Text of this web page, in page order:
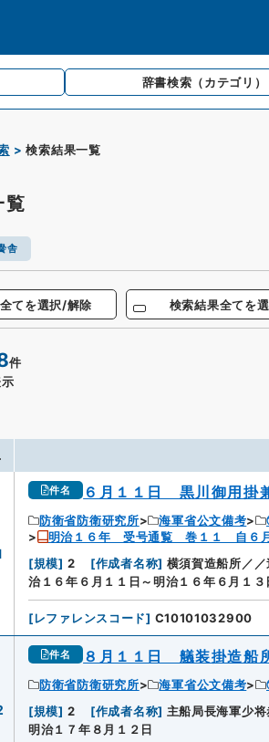
辞書検索 （カテゴリ）
検索結果一覧
覧
舎
てを選択/解除 検索結果全てを
件
件名 ６月１１日 黒川御用掛
防衛省防衛研究所 海軍省公文備考
明治１６年 受号通覧 巻１１ 自６月
[規模] 2 [作成者名称] 横須賀造船所／
治１６年６月１１日～明治１６年６月１３
[レファレンスコード] C10101032900
件名 ８月１１日 艤装掛造船
防衛省防衛研究所 海軍省公文備考
[規模] 2 [作成者名称] 主船局長海軍少将
明治１７年８月１２日